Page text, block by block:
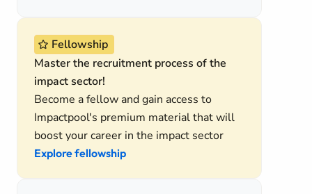
Fellowship
Master the recruitment process of the
impact sector!
Become a fellow and gain access to
Impactpool's premium material that will
boost your career in the impact sector
Explore fellowship